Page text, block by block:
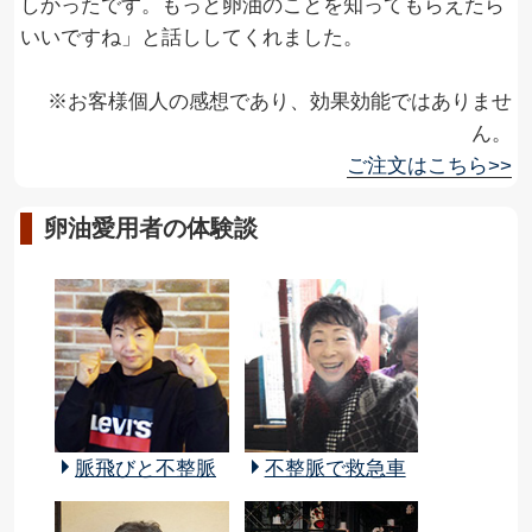
しかったです。もっと卵油のことを知ってもらえたら
いいですね」と話ししてくれました。
※お客様個人の感想であり、効果効能ではありませ
ん。
ご注文はこちら>>
卵油愛用者の体験談
脈飛びと不整脈 不整脈で救急車